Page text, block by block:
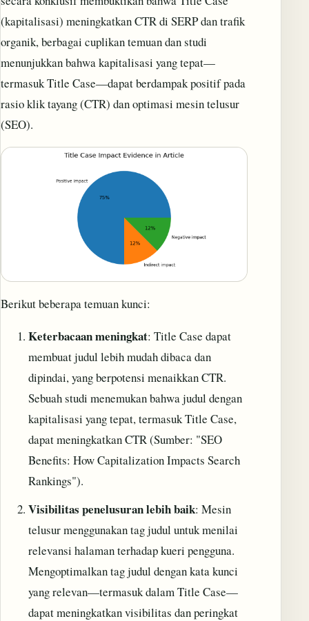
(kapitalisasi) meningkatkan CTR di SERP dan trafik
organik, berbagai cuplikan temuan dan studi
menunjukkan bahwa kapitalisasi yang tepat—
termasuk Title Case—dapat berdampak positif pada
rasio klik tayang (CTR) dan optimasi mesin telusur
(SEO).
Berikut beberapa temuan kunci:
Keterbacaan meningkat: Title Case dapat
membuat judul lebih mudah dibaca dan
dipindai, yang berpotensi menaikkan CTR.
Sebuah studi menemukan bahwa judul dengan
kapitalisasi yang tepat, termasuk Title Case,
dapat meningkatkan CTR (Sumber: "SEO
Benefits: How Capitalization Impacts Search
Rankings").
Visibilitas penelusuran lebih baik: Mesin
telusur menggunakan tag judul untuk menilai
relevansi halaman terhadap kueri pengguna.
Mengoptimalkan tag judul dengan kata kunci
yang relevan—termasuk dalam Title Case—
dapat meningkatkan visibilitas dan peringkat